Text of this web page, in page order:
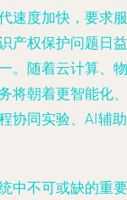
速度加快，要求服
产权保护问题日益
。随着云计算、物
将朝着更智能化、
协同实验、AI辅助
中不可或缺的重要